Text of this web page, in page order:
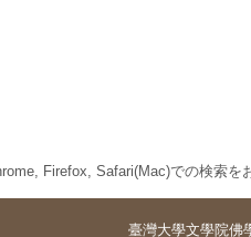
Firefox, Safari(Mac)での検索を
臺灣大學文學院佛